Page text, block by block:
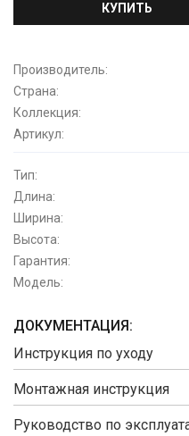
КУПИТЬ
Производитель:
Страна:
Коллекция:
Артикул:
Тип:
Длина:
Ширина:
Высота:
Гарантия:
Модель:
ДОКУМЕНТАЦИЯ:
Инструкция по уходу
Монтажная инструкция
Руководство по